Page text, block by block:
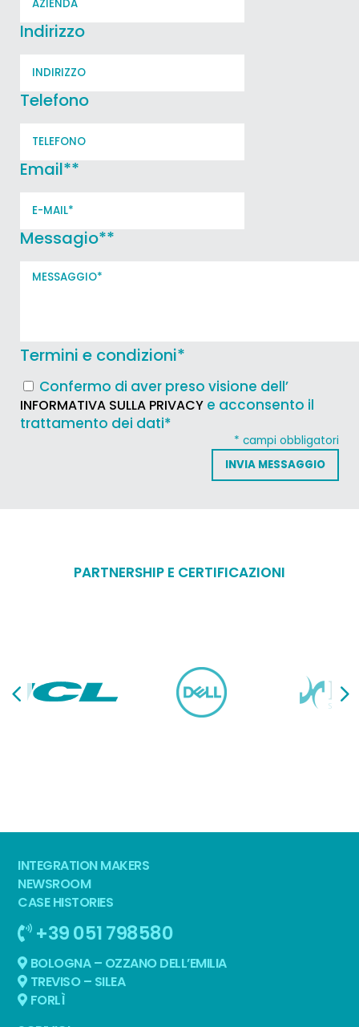
Indirizzo
Telefono
Email**
Messagio**
Termini e condizioni*
Confermo di aver preso visione dell’
INFORMATIVA SULLA PRIVACY e acconsento il
trattamento dei dati*
* campi obbligatori
PARTNERSHIP E CERTIFICAZIONI
INTEGRATION MAKERS
NEWSROOM
CASE HISTORIES
+39 051 798580
BOLOGNA – OZZANO DELL’EMILIA
TREVISO – SILEA
FORLÌ